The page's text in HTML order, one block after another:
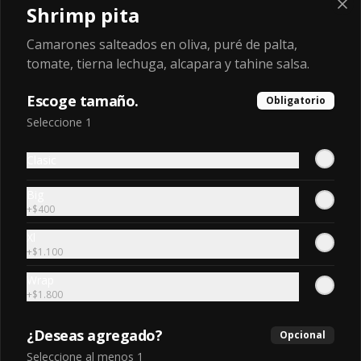
$1.600
Canada Dry Zero
Botella 1.5 l.
Coca-Cola Light
Lata 350 ml.
$1.950
Shrimp pita
Camarones salteados en oliva, puré de palta,
tomate, tierna lechuga, alcapara y tahine salsa.
Escoge tamaño. Obligatorio
Seleccione 1
+$400
+$1.100
+$1.800
¿Deseas agregado? Opcional
Seleccione al menos 1